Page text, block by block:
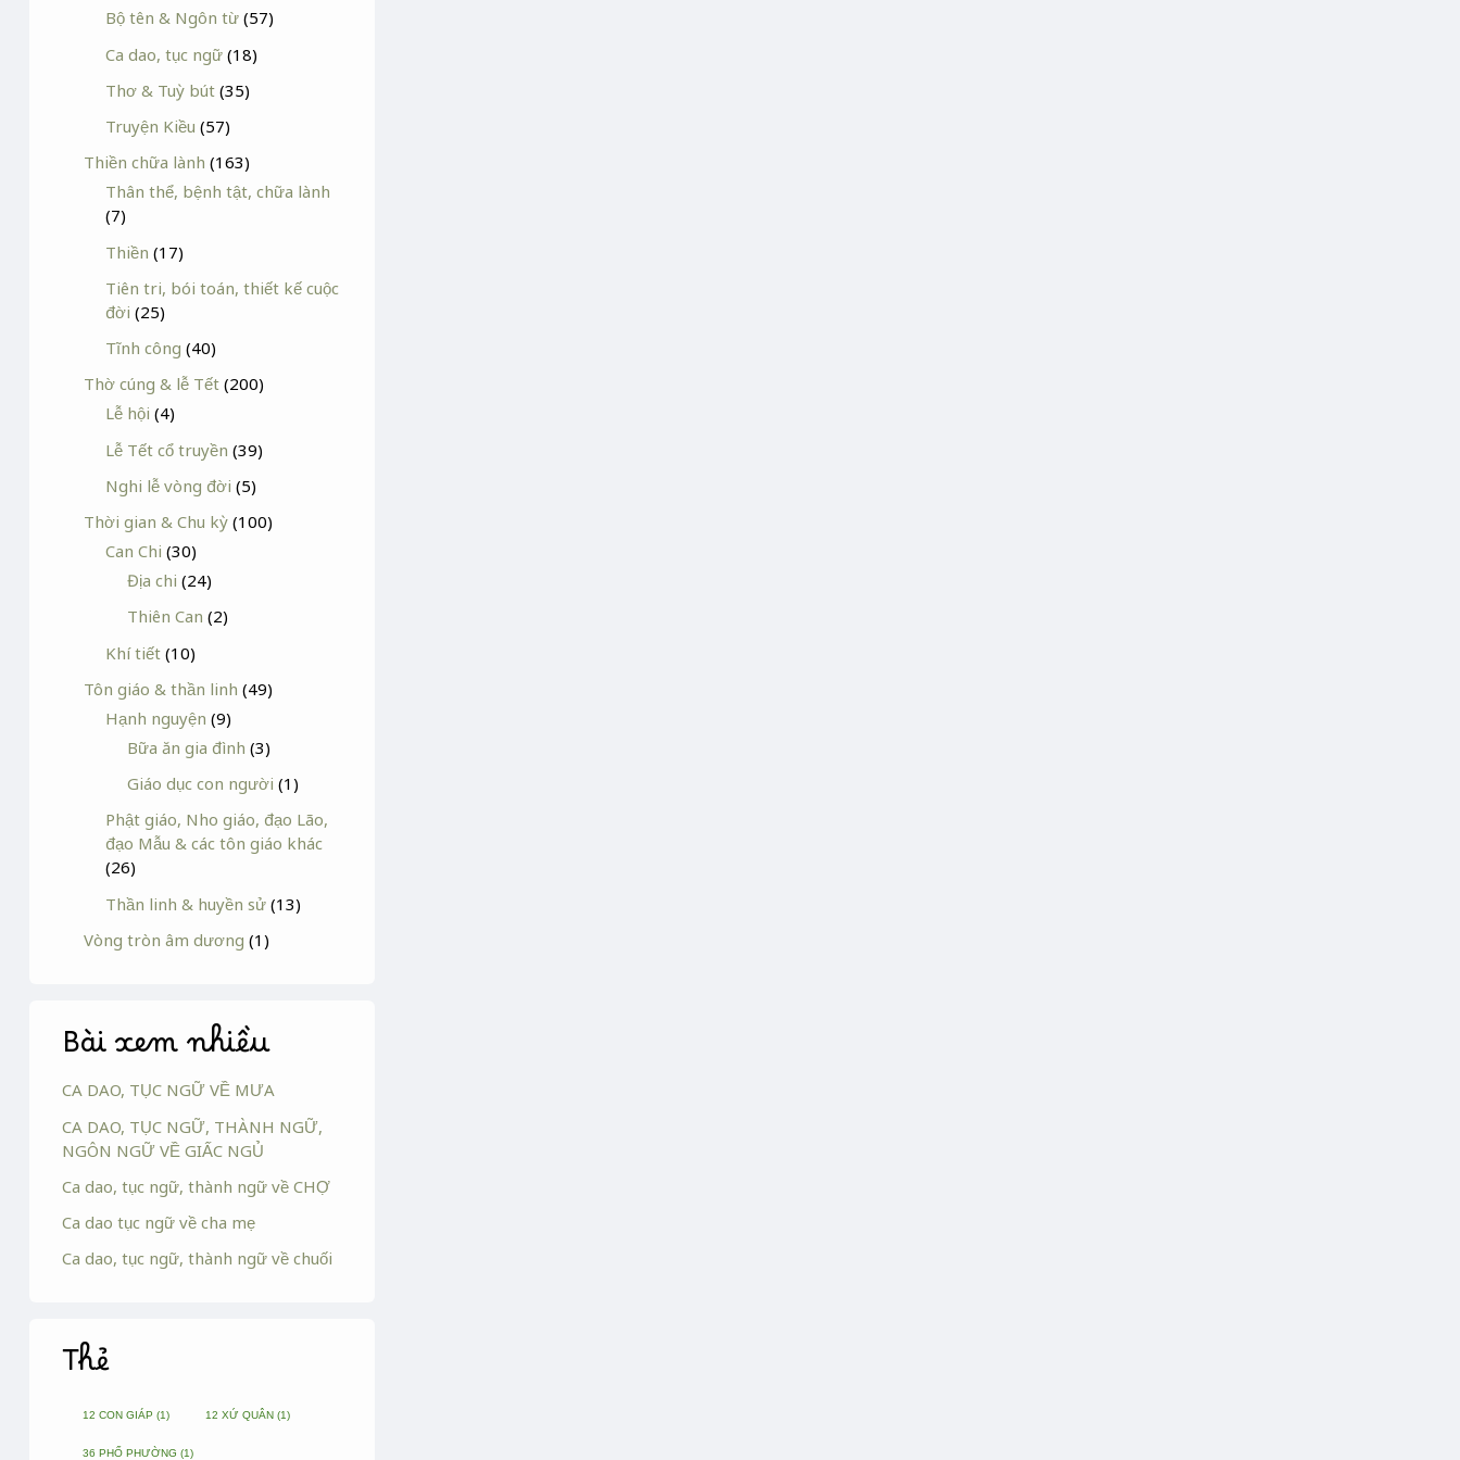
Bộ tên & Ngôn từ (57)
Ca dao, tục ngữ (18)
Thơ & Tuỳ bút (35)
Truyện Kiều (57)
Thiền chữa lành (163)
Thân thể, bệnh tật, chữa lành
(7)
Thiền (17)
Tiên tri, bói toán, thiết kế cuộc
đời (25)
Tĩnh công (40)
Thờ cúng & lễ Tết (200)
Lễ hội (4)
Lễ Tết cổ truyền (39)
Nghi lễ vòng đời (5)
Thời gian & Chu kỳ (100)
Can Chi (30)
Địa chi (24)
Thiên Can (2)
Khí tiết (10)
Tôn giáo & thần linh (49)
Hạnh nguyện (9)
Bữa ăn gia đình (3)
Giáo dục con người (1)
Phật giáo, Nho giáo, đạo Lão,
đạo Mẫu & các tôn giáo khác
(26)
Thần linh & huyền sử (13)
Vòng tròn âm dương (1)
Bài xem nhiều
CA DAO, TỤC NGỮ VỀ MƯA
CA DAO, TỤC NGỮ, THÀNH NGỮ,
NGÔN NGỮ VỀ GIẤC NGỦ
Ca dao, tục ngữ, thành ngữ về CHỢ
Ca dao tục ngữ về cha mẹ
Ca dao, tục ngữ, thành ngữ về chuối
Thẻ
12 CON GIÁP (1) 12 XỨ QUÂN (1)
36 PHỐ PHƯỜNG (1)